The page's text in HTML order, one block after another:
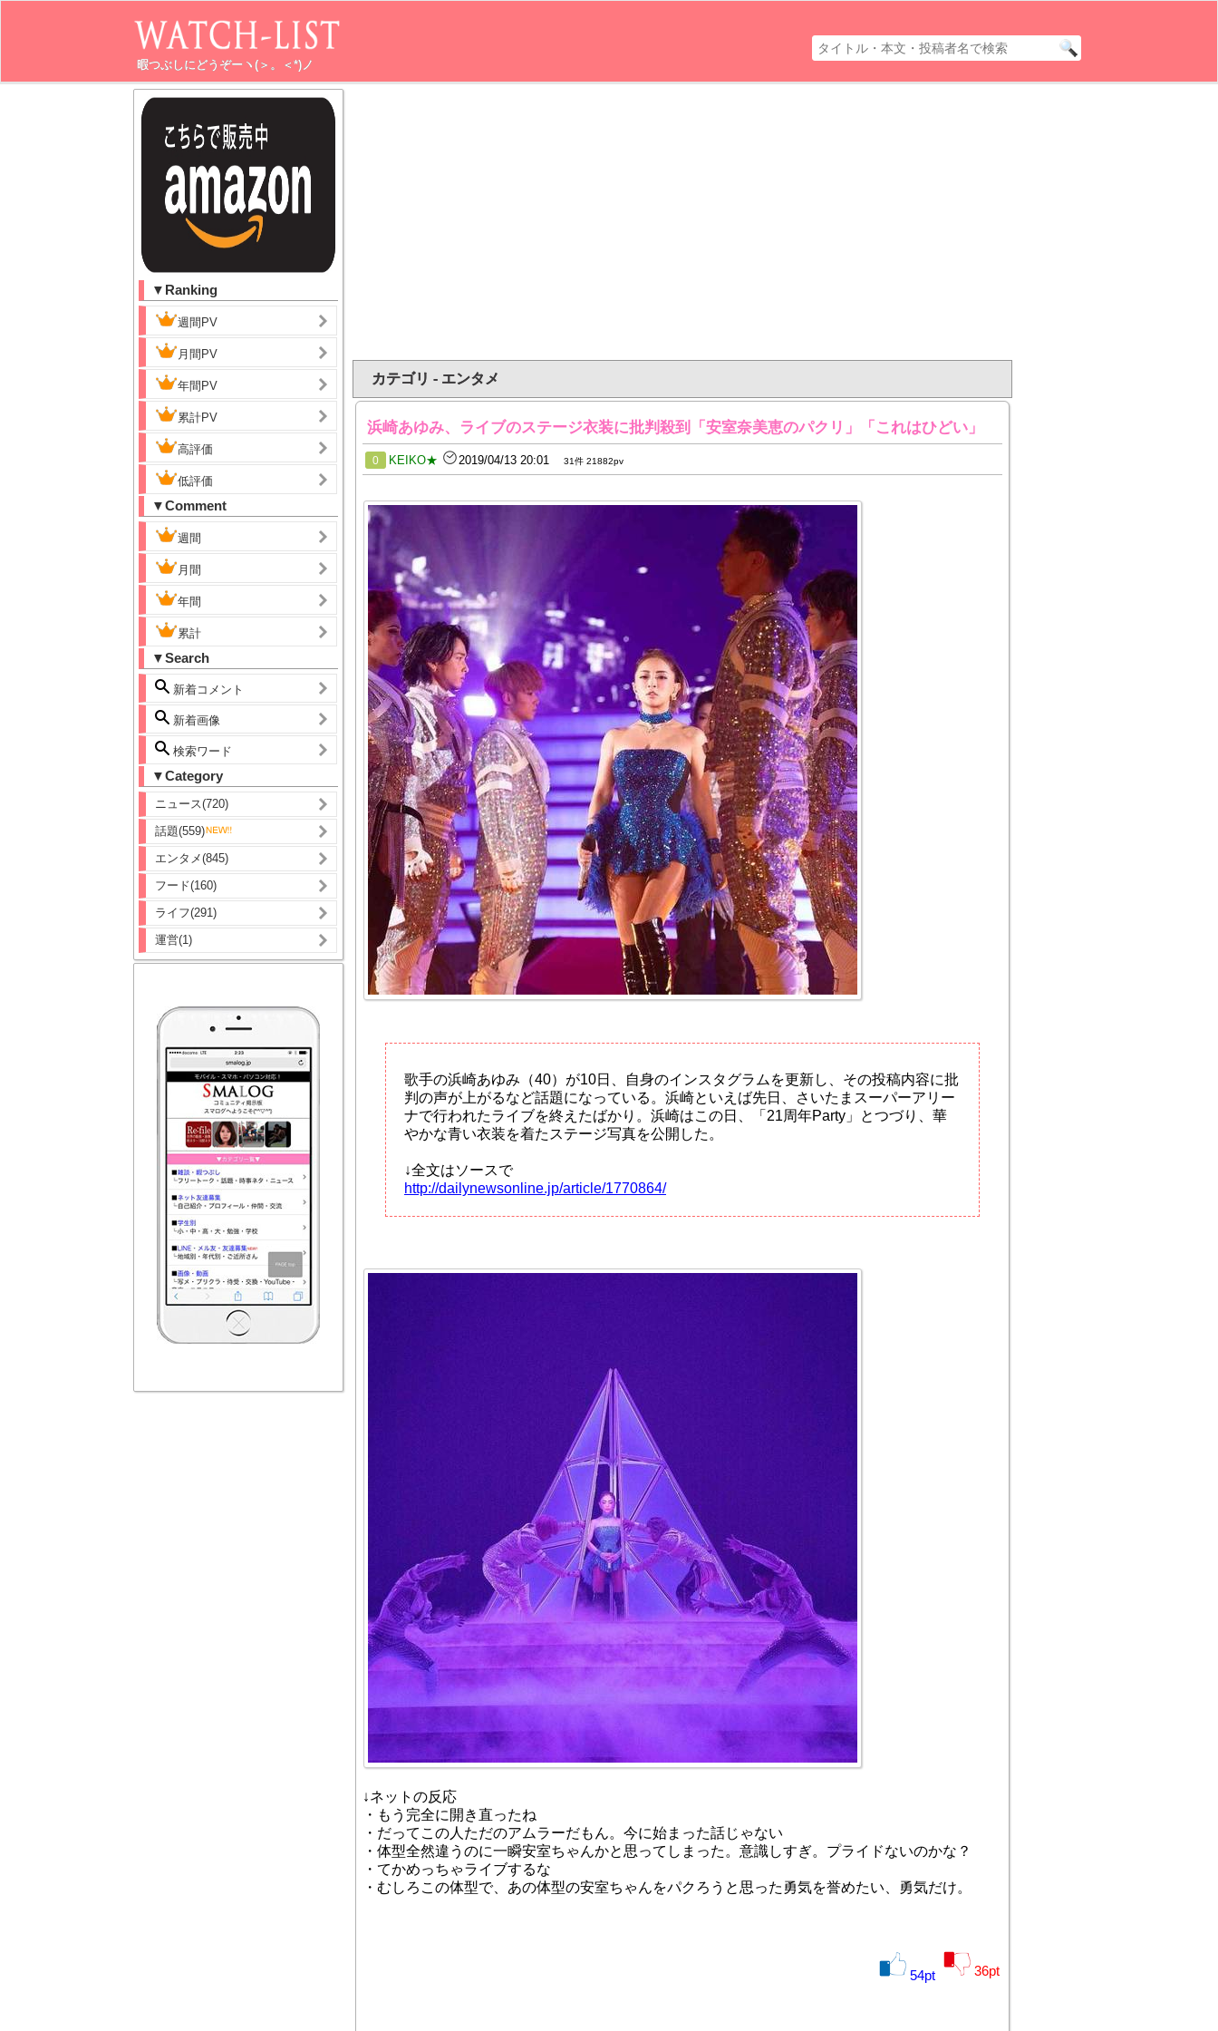
暇つぶしにどうぞーヽ(＞。＜*)ノ
▼Ranking
週間PV
月間PV
年間PV
累計PV
高評価
低評価
▼Comment
週間
月間
年間
累計
▼Search
新着コメント
新着画像
検索ワード
▼Category
ニュース(720)
話題(559)
エンタメ(845)
フード(160)
ライフ(291)
運営(1)
カテゴリ - エンタメ
浜崎あゆみ、ライブのステージ衣装に批判殺到「安室奈美恵のパクリ」「これはひどい」
0 KEIKO★ 2019/04/13 20:01 31件 21882pv
歌手の浜崎あゆみ（40）が10日、自身のインスタグラムを更新し、その投稿内容に批
判の声が上がるなど話題になっている。浜崎といえば先日、さいたまスーパーアリー
ナで行われたライブを終えたばかり。浜崎はこの日、「21周年Party」とつづり、華
やかな青い衣装を着たステージ写真を公開した。
↓全文はソースで
http://dailynewsonline.jp/article/1770864/
↓ネットの反応
・もう完全に開き直ったね
・だってこの人ただのアムラーだもん。今に始まった話じゃない
・体型全然違うのに一瞬安室ちゃんかと思ってしまった。意識しすぎ。プライドないのかな？
・てかめっちゃライブするな
・むしろこの体型で、あの体型の安室ちゃんをパクろうと思った勇気を誉めたい、勇気だけ。
54pt 36pt